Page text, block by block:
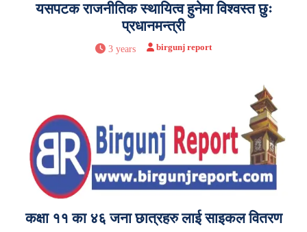
यसपटक राजनीतिक स्थायित्व हुनेमा विश्वस्त छुः
प्रधानमन्त्री
3 years birgunj report
कक्षा ११ का‌ ४६ जना छात्रहरु लाई साइकल वितरण